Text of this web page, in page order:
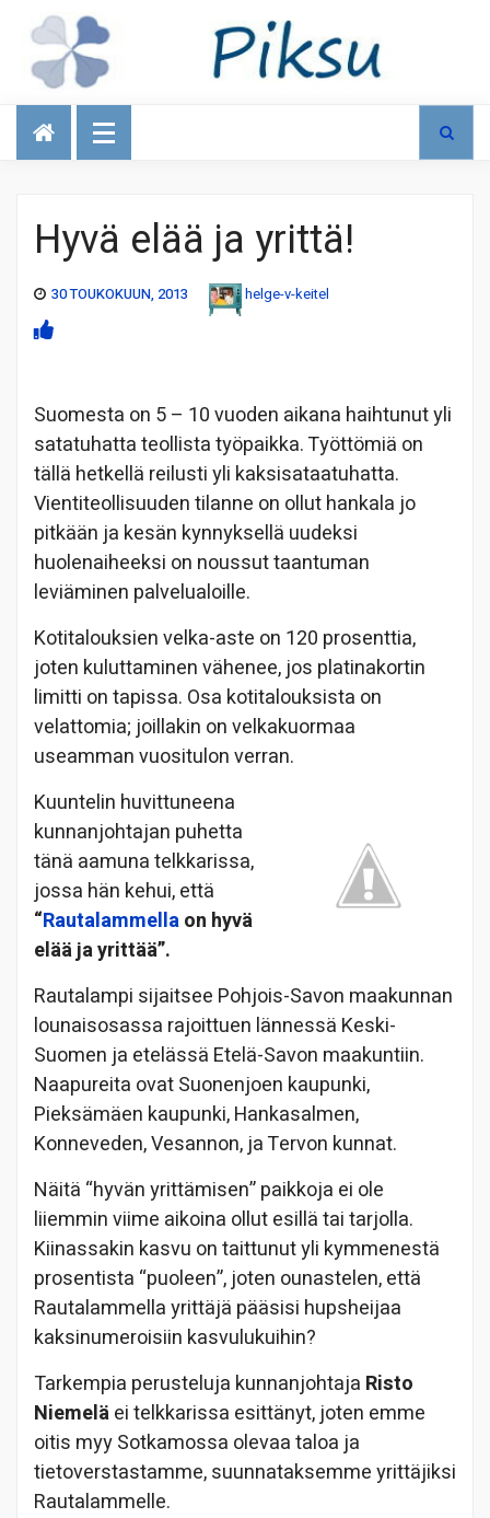
Talous
Hyvä elää ja yrittä!
30 TOUKOKUUN, 2013 helge-v-keitel
Suomesta on 5 – 10 vuoden aikana haihtunut yli
satatuhatta teollista työpaikka. Työttömiä on
tällä hetkellä reilusti yli kaksisataatuhatta.
Vientiteollisuuden tilanne on ollut hankala jo
pitkään ja kesän kynnyksellä uudeksi
huolenaiheeksi on noussut taantuman
leviäminen palvelualoille.
Kotitalouksien velka-aste on 120 prosenttia,
joten kuluttaminen vähenee, jos platinakortin
limitti on tapissa. Osa kotitalouksista on
velattomia; joillakin on velkakuormaa
useamman vuositulon verran.
Kuuntelin huvittuneena
kunnanjohtajan puhetta
tänä aamuna telkkarissa,
jossa hän kehui, että
“Rautalammellaon hyvä
elää ja yrittää”.
Rautalampi sijaitsee Pohjois-Savon maakunnan
lounaisosassa rajoittuen lännessä Keski-
Suomen ja etelässä Etelä-Savon maakuntiin.
Naapureita ovat Suonenjoen kaupunki,
Pieksämäen kaupunki, Hankasalmen,
Konneveden, Vesannon, ja Tervon kunnat.
Näitä “hyvän yrittämisen” paikkoja ei ole
liiemmin viime aikoina ollut esillä tai tarjolla.
Kiinassakin kasvu on taittunut yli kymmenestä
prosentista “puoleen”, joten ounastelen, että
Rautalammella yrittäjä pääsisi hupsheijaa
kaksinumeroisiin kasvulukuihin?
Tarkempia perusteluja kunnanjohtaja Risto
Niemeläei telkkarissa esittänyt, joten emme
oitis myy Sotkamossa olevaa taloa ja
tietoverstastamme, suunnataksemme yrittäjiksi
Rautalammelle.